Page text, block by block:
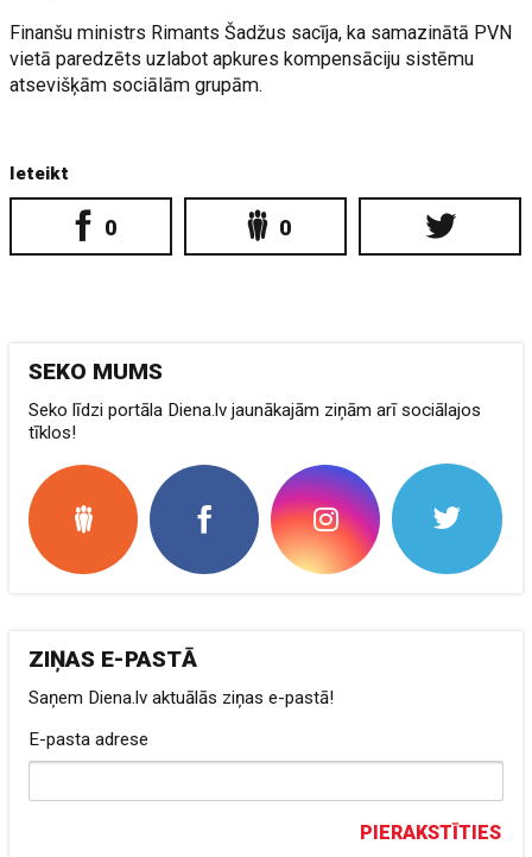
Finanšu ministrs Rimants Šadžus sacīja, ka samazinātā PVN
vietā paredzēts uzlabot apkures kompensāciju sistēmu
atsevišķām sociālām grupām.
Ieteikt
0 0
SEKO MUMS
Seko līdzi portāla Diena.lv jaunākajām ziņām arī sociālajos
tīklos!
ZIŅAS E-PASTĀ
Saņem Diena.lv aktuālās ziņas e-pastā!
E-pasta adrese
PIERAKSTĪTIES